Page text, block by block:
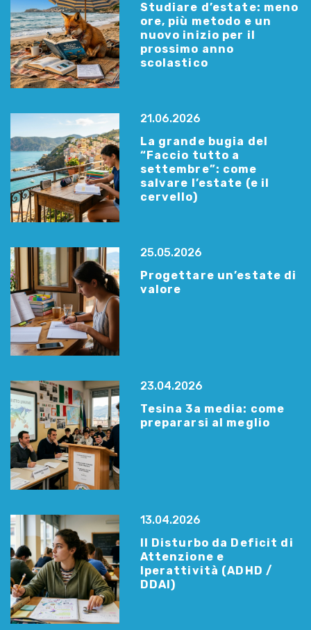
Studiare d’estate: meno
ore, più metodo e un
nuovo inizio per il
prossimo anno
scolastico
21.06.2026
La grande bugia del
“Faccio tutto a
settembre”: come
salvare l’estate (e il
cervello)
25.05.2026
Progettare un’estate di
valore
23.04.2026
Tesina 3a media: come
prepararsi al meglio
13.04.2026
Il Disturbo da Deficit di
Attenzione e
Iperattività (ADHD /
DDAI)